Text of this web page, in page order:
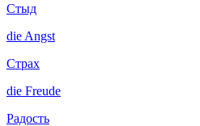
Стыд
die Angst
Страх
die Freude
Радость